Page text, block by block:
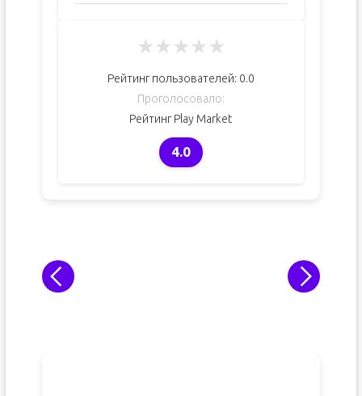
★★★★★
Рейтинг пользователей: 0.0
Проголосовало:
Рейтинг Play Market
4.0